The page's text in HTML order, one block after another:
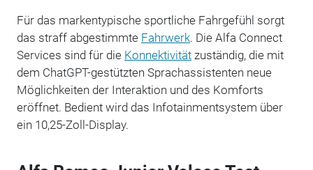
Für das markentypische sportliche Fahrgefühl sorgt
das straff abgestimmte Fahrwerk. Die Alfa Connect
Services sind für die Konnektivitätzuständig, die mit
dem ChatGPT-gestützten Sprachassistenten neue
Möglichkeiten der Interaktion und des Komforts
eröffnet. Bedient wird das Infotainmentsystem über
ein 10,25-Zoll-Display.